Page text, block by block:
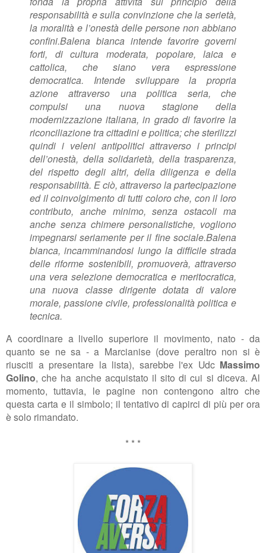
responsabilità e sulla convinzione che la serietà,
la moralità e l’onestà delle persone non abbiano
confini.Balena bianca intende favorire governi
forti, di cultura moderata, popolare, laica e
cattolica, che siano vera espressione
democratica. Intende sviluppare la propria
azione attraverso una politica seria, che
compulsi una nuova stagione della
modernizzazione italiana, in grado di favorire la
riconciliazione tra cittadini e politica; che sterilizzi
quindi i veleni antipolitici attraverso i principi
dell’onestà, della solidarietà, della trasparenza,
del rispetto degli altri, della diligenza e della
responsabilità. E ciò, attraverso la partecipazione
ed il coinvolgimento di tutti coloro che, con il loro
contributo, anche minimo, senza ostacoli ma
anche senza chimere personalistiche, vogliono
impegnarsi seriamente per il fine sociale.Balena
bianca, incamminandosi lungo la difficile strada
delle riforme sostenibili, promuoverà, attraverso
una vera selezione democratica e meritocratica,
una nuova classe dirigente dotata di valore
morale, passione civile, professionalità politica e
tecnica.
A coordinare a livello superiore il movimento, nato - da
quanto se ne sa - a Marcianise (dove peraltro non si è
riusciti a presentare la lista), sarebbe l'ex Udc Massimo
Golino, che ha anche acquistato il sito di cui si diceva. Al
momento, tuttavia, le pagine non contengono altro che
questa carta e il simbolo; il tentativo di capirci di più per ora
è solo rimandato.
* * *